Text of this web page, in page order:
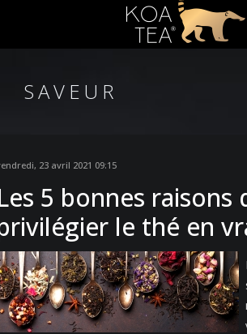
SAVEUR
23 avril 2021 09:15
5 bonnes raisons
le thé en